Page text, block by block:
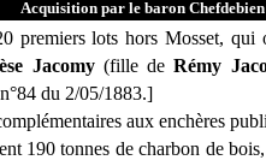
Acquisition par le baron Chefdebien
premiers lots hors Mosset, qui
Jacomy(fille deRémy
du 2/05/1883.]
aux enchères
190 tonnes de charbon de